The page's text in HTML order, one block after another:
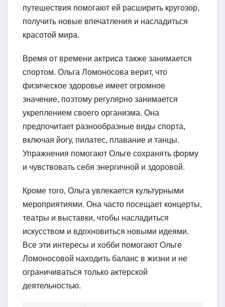
путешествия помогают ей расширить кругозор,
получить новые впечатления и насладиться
красотой мира.
Время от времени актриса также занимается
спортом. Ольга Ломоносова верит, что
физическое здоровье имеет огромное
значение, поэтому регулярно занимается
укреплением своего организма. Она
предпочитает разнообразные виды спорта,
включая йогу, пилатес, плавание и танцы.
Упражнения помогают Ольге сохранять форму
и чувствовать себя энергичной и здоровой.
Кроме того, Ольга увлекается культурными
мероприятиями. Она часто посещает концерты,
театры и выставки, чтобы насладиться
искусством и вдохновиться новыми идеями.
Все эти интересы и хобби помогают Ольге
Ломоносовой находить баланс в жизни и не
ограничиваться только актерской
деятельностью.